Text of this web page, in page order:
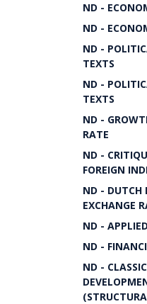
ND -
ND -
ND -
TEXTS
ND -
TEXTS
ND -
RATE
ND -
FOREIGN
ND - DUTCH
EXCHANGE
ND -
ND -
ND -